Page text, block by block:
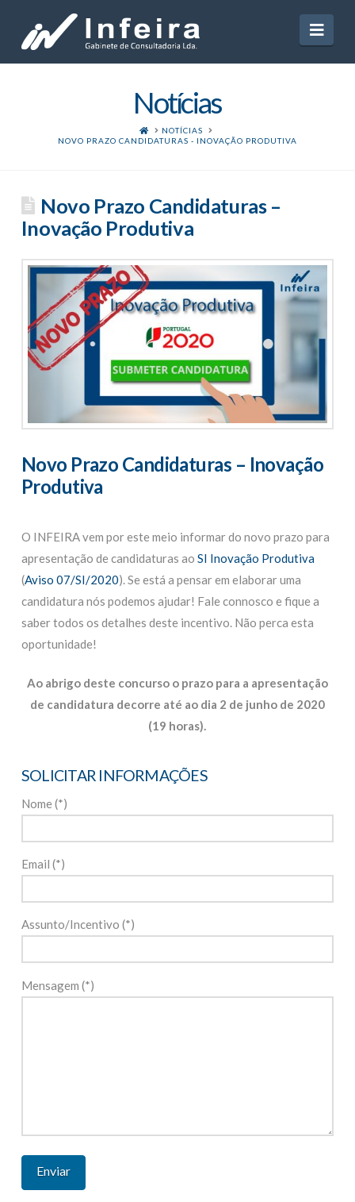
Notícias
HOMENOTÍCIAS
NOVO PRAZO CANDIDATURAS - INOVAÇÃO PRODUTIVA
Novo Prazo Candidaturas –
Inovação Produtiva
Novo Prazo Candidaturas – Inovação
Produtiva
O INFEIRA vem por este meio informar do novo prazo para
apresentação de candidaturas ao SI Inovação Produtiva
(Aviso 07/SI/2020). Se está a pensar em elaborar uma
candidatura nós podemos ajudar! Fale connosco e fique a
saber todos os detalhes deste incentivo. Não perca esta
oportunidade!
Ao abrigo deste concurso o prazo para a apresentação
de candidatura decorre até ao dia 2 de junho de 2020
(19 horas).
SOLICITAR INFORMAÇÕES
Nome (*)
Email (*)
Assunto/Incentivo (*)
Mensagem (*)